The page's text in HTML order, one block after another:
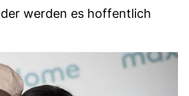
werden es hoffentlich